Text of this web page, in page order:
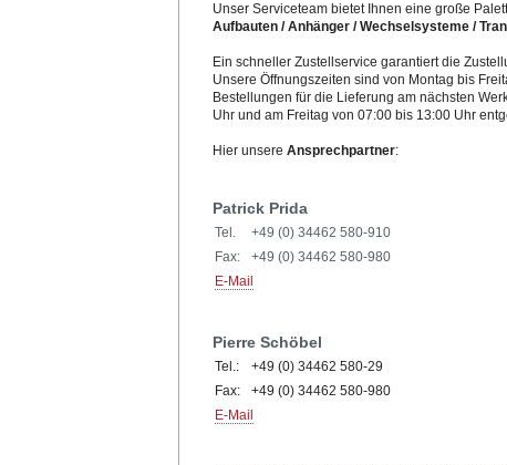
Unser Serviceteam bietet Ihnen eine große
Aufbauten / Anhänger / Wechselsysteme /
Ein schneller Zustellservice garantiert die
Unsere Öffnungszeiten sind von Montag bis
Bestellungen für die Lieferung am nächsten
Uhr und am Freitag von 07:00 bis 13:00 Uhr
Hier unsere Ansprechpartner:
Patrick Prida
Tel.
+49 (0) 34462 580-910
Fax:
+49 (0) 34462 580-980
E-Mail
Pierre Schöbel
Tel.:
+49 (0) 34462 580-29
Fax:
+49 (0) 34462 580-980
E-Mail